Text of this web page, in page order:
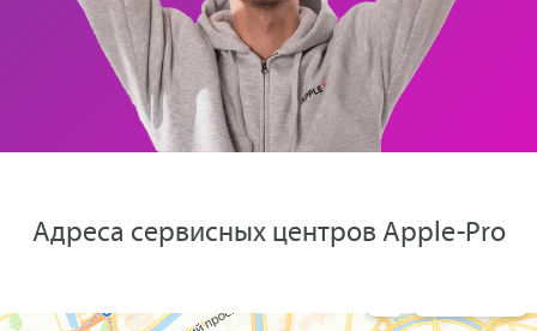
Адреса сервисных центров Apple-Pro